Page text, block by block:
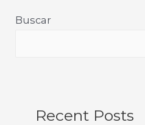
Buscar
Recent Posts